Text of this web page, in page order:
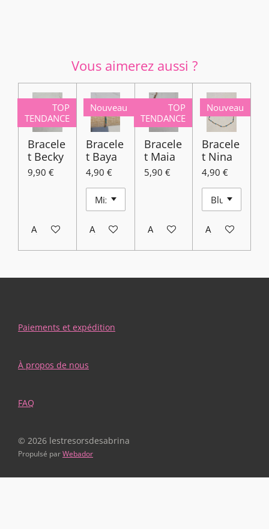
Vous aimerez aussi ?
TOP
TENDANCE
Bracele
t Becky
9,90 €
Ajouter au panier
Nouveau
Bracele
t Baya
4,90 €
Ajouter au panier
TOP
TENDANCE
Bracele
t Maia
5,90 €
Ajouter au panier
Nouveau
Bracele
t Nina
4,90 €
Ajouter au
Paiements et expédition
À propos de nous
FAQ
© 2026 lestresorsdesabrina
Propulsé par Webador